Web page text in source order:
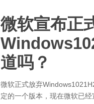
微软宣布正
道吗？
微软正式放弃
定的一个版本，现在微软已